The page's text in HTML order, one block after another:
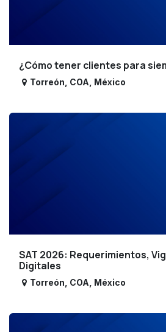
¿Cómo tener clientes para
Torreón COA México
SAT 2026: Requerimientos,
Digitales
Torreón COA México